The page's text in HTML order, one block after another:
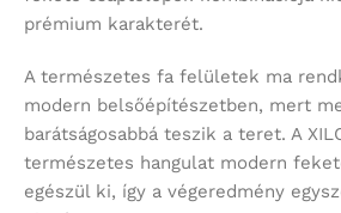
prémium karakterét.
A természetes fa felületek ma
modern belsőépítészetben, mert
barátságosabbá teszik a teret. A
természetes hangulat modern
egészül ki, így a végeredmény